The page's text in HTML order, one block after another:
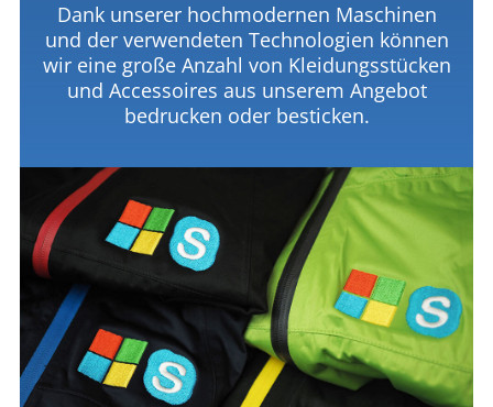
Dank unserer hochmodernen Maschinen
und der verwendeten Technologien können
wir eine große Anzahl von Kleidungsstücken
und Accessoires aus unserem Angebot
bedrucken oder besticken.